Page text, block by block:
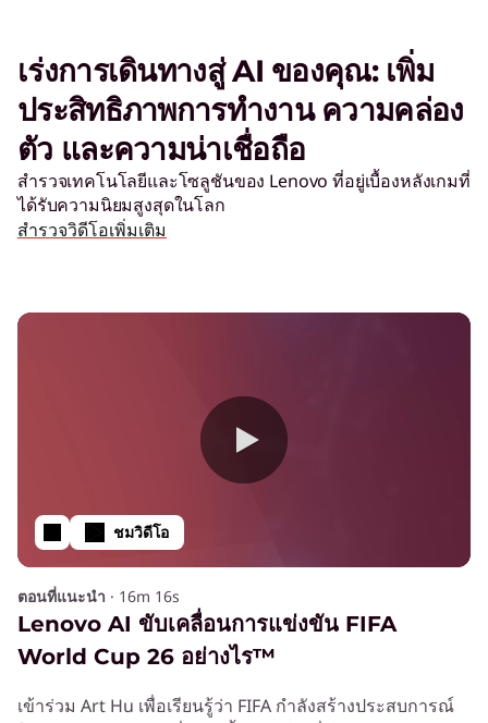
เร่งการเดินทางสู่ AI ของคุณ: เพิ่ม
ประสิทธิภาพการทำงาน ความคล่อง
ตัว และความน่าเชื่อถือ
สำรวจเทคโนโลยีและโซลูชันของ Lenovo ที่อยู่เบื้องหลังเกมที่
ได้รับความนิยมสูงสุดในโลก
สำรวจวิดีโอเพิ่มเติม
ชมวิดีโอ
ตอนที่แนะนำ · 16m 16s
Lenovo AI ขับเคลื่อนการแข่งขัน FIFA
World Cup 26 อย่างไร™
เข้าร่วม Art Hu เพื่อเรียนรู้ว่า FIFA กำลังสร้างประสบการณ์